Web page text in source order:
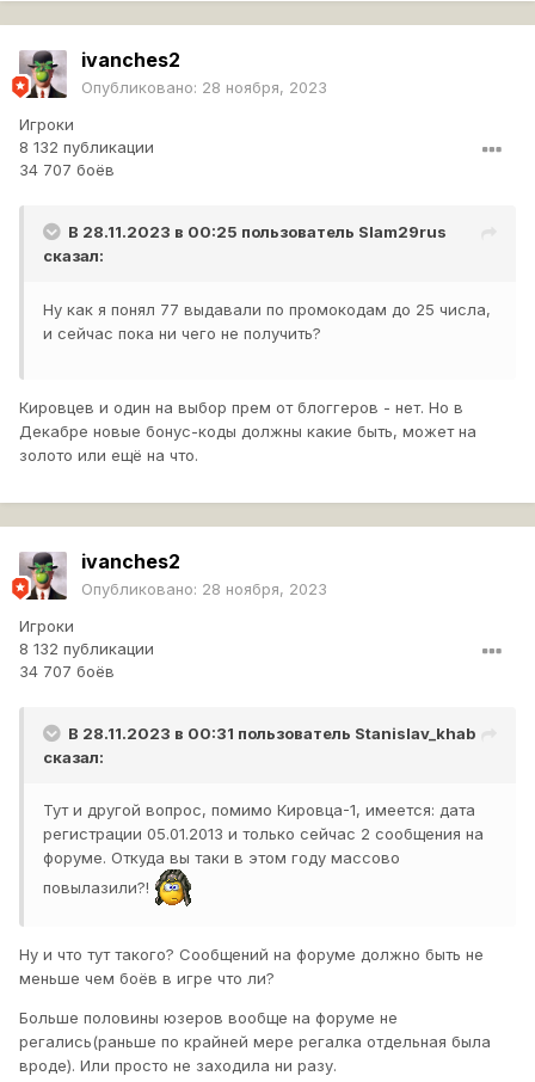
ivanches2
Опубликовано: 28 ноября, 2023
Игроки
8 132 публикации
34 707 боёв
В 28.11.2023 в 00:25 пользователь Slam29rus
сказал:
Ну как я понял 77 выдавали по промокодам до 25 числа,
и сейчас пока ни чего не получить?
Кировцев и один на выбор прем от блоггеров - нет. Но в
Декабре новые бонус-коды должны какие быть, может на
золото или ещё на что.
ivanches2
Опубликовано: 28 ноября, 2023
Игроки
8 132 публикации
34 707 боёв
В 28.11.2023 в 00:31 пользователь Stanislav_khab
сказал:
Тут и другой вопрос, помимо Кировца-1, имеется: дата
регистрации 05.01.2013 и только сейчас 2 сообщения на
форуме. Откуда вы таки в этом году массово
повылазили?!
Ну и что тут такого? Сообщений на форуме должно быть не
меньше чем боёв в игре что ли?
Больше половины юзеров вообще на форуме не
регались(раньше по крайней мере регалка отдельная была
вроде). Или просто не заходила ни разу.